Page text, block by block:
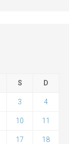
S D
3 4
10 11
17 18